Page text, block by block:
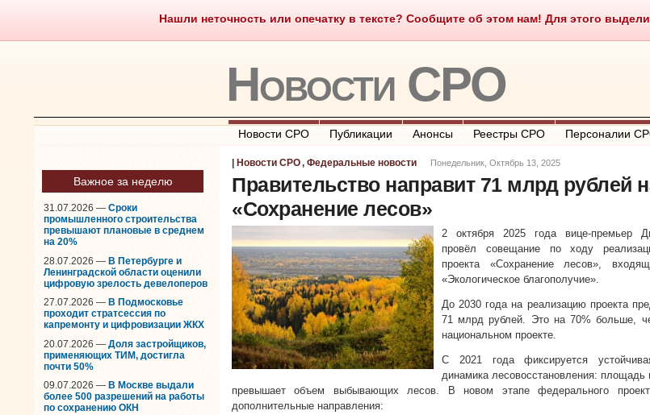
Нашли неточность или опечатку в тексте? Сообщите об этом нам! Для этого
Саморегулирование Что такое СРО О портале Контакты Полезные ссылки
Новости СРО
Новости СРО Публикации Анонсы Реестры СРО Персоналии
Важное за неделю
31.07.2026 — Сроки
промышленного строительства
превышают плановые в среднем
на 20%
28.07.2026 — В Петербурге и
Ленинградской области оценили
цифровую зрелость девелоперов
27.07.2026 — В Подмосковье
проходит стратсессия по
капремонту и цифровизации ЖКХ
20.07.2026 — Доля застройщиков,
применяющих ТИМ, достигла
почти 50%
09.07.2026 — В Москве выдали
более 500 разрешений на работы
по сохранению ОКН
Новости СРО, Федеральные новости Понедельник, Октябрь 13, 2025
Правительство направит 71 млрд рублей
«Сохранение лесов»
2 октября 2025 года вице-премьер
провёл совещание по ходу
проекта «Сохранение лесов»,
«Экологическое благополучие».
До 2030 года на реализацию проекта
71 млрд рублей. Это на 70% больше,
национальном проекте.
С 2021 года фиксируется
динамика лесовосстановления: площадь
превышает объем выбывающих лесов. В новом этапе федерального
дополнительные направления: